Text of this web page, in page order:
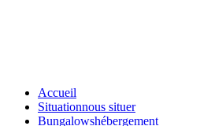
Accueil
Situationnous situer
Bungalowshébergement